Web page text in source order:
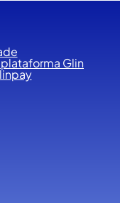
Glin